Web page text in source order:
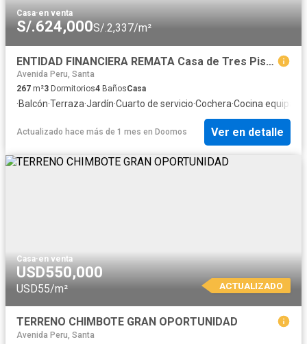
Casa·en venta
S/.624,000S/.2,337/m²
ENTIDAD FINANCIERA REMATA Casa de Tres Pisos en Urb. Casuarinas, Nuevo Chimbote, Chimbote 00806
Avenida Peru, Santa
267 m²3 Dormitorios4 BañosCasa
·Balcón·Terraza·Jardín·Cuarto de servicio·Cochera·Cocina equipada
Actualizado hace más de 1 mes en Doomos Ver en detalle
Casa·en venta
USD550,000
USD55/m² ACTUALIZADO
TERRENO CHIMBOTE GRAN OPORTUNIDAD
Avenida Peru, Santa